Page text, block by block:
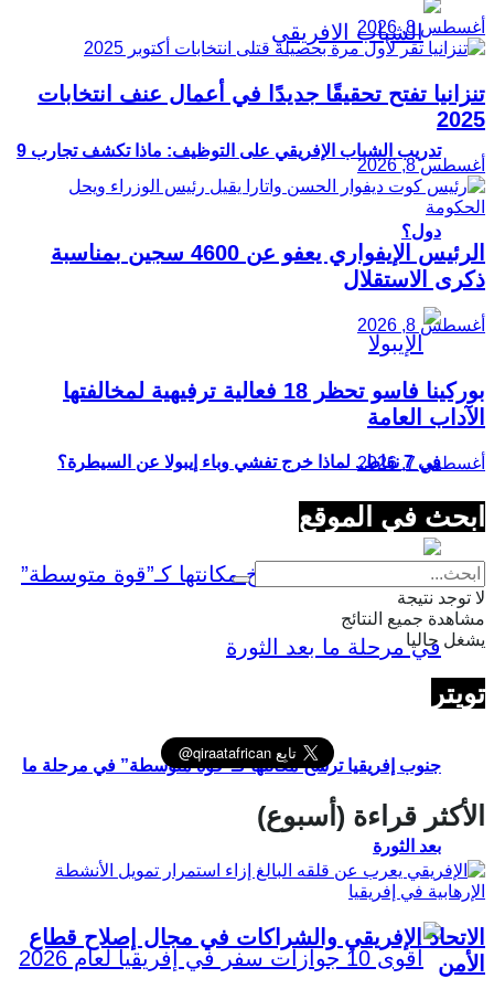
تدريب الشباب الإفريقي على التوظيف: ماذا تكشف تجارب 9
دول؟
في 7 نقاط.. لماذا خرج تفشي وباء إيبولا عن السيطرة؟
جنوب إفريقيا ترسخ مكانتها كـ”قوة متوسطة” في مرحلة ما
بعد الثورة
أغسطس 8, 2026
تنزانيا تفتح تحقيقًا جديدًا في أعمال عنف انتخابات
2025
أغسطس 8, 2026
الرئيس الإيفواري يعفو عن 4600 سجين بمناسبة
ذكرى الاستقلال
أغسطس 8, 2026
بوركينا فاسو تحظر 18 فعالية ترفيهية لمخالفتها
الآداب العامة
أغسطس 7, 2026
ابحث في الموقع
لا توجد نتيجة
مشاهدة جميع النتائج
يشغل حاليا
تويتر
الأكثر قراءة (أسبوع)
الاتحاد الإفريقي والشراكات في مجال إصلاح قطاع
الأمن